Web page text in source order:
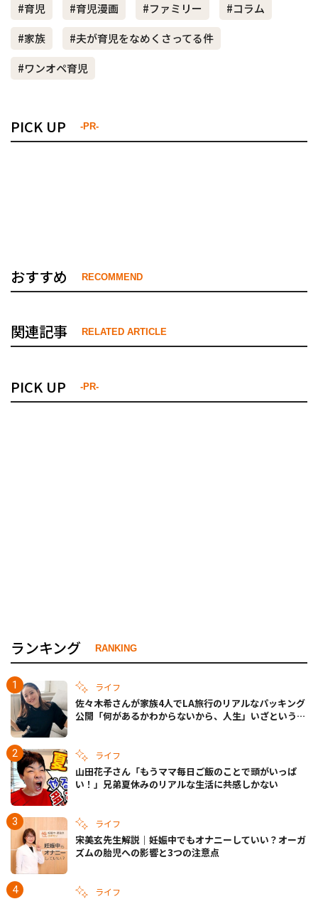
#育児 #育児漫画 #ファミリー
#コラム
#家族
#夫が育児をなめくさってる件
#ワンオペ育児
PICK UP -PR-
おすすめ RECOMMEND
関連記事 RELATED ARTICLE
PICK UP -PR-
ランキング RANKING
ライフ
佐々木希さんが家族4人でLA旅行のリアルなパッキング
公開「何があるかわからないから、人生」いざというと
ライフ
山田花子さん「もうママ毎日ご飯のことで頭がいっぱ
い！」兄弟夏休みのリアルな生活に共感しかない
ライフ
宋美玄先生解説｜妊娠中でもオナニーしていい？オーガ
ズムの胎児への影響と3つの注意点
ライフ